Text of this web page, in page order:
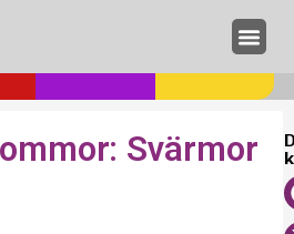
Svärmor